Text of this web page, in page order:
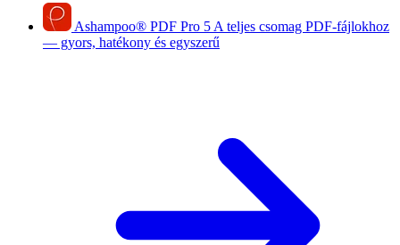
Ashampoo® PDF Pro 5 A teljes csomag PDF-fájlokhoz
— gyors, hatékony és egyszerű